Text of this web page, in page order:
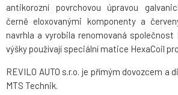
antikorozní povrchovou úpravou
černě eloxovanými komponenty a
navrhla a vyrobila renomovaná společnost
výšky používají speciální matice HexaCoil
REVILO AUTO s.r.o. je přímým dovozcem
MTS Technik.